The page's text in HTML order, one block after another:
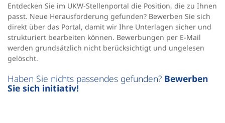
Entdecken Sie im UKW-Stellenportal die Position, die zu Ihnen
passt. Neue Herausforderung gefunden? Bewerben Sie sich
direkt über das Portal, damit wir Ihre Unterlagen sicher und
strukturiert bearbeiten können. Bewerbungen per E-Mail
werden grundsätzlich nicht berücksichtigt und ungelesen
gelöscht.
Haben Sie nichts passendes gefunden? Bewerben
Sie sich initiativ!